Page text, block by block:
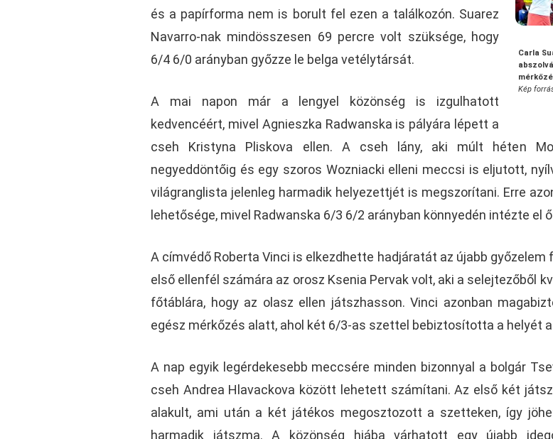
Carla
Kép
és a papírforma nem is borult fel ezen a találkozón. Suarez
Navarro-nak mindösszesen 69 percre volt szüksége, hogy
6/4 6/0 arányban győzze le belga vetélytársát.
A mai napon már a lengyel közönség is izgulhatott
kedvencéért, mivel Agnieszka Radwanska is pályára lépett a
cseh Kristyna Pliskova ellen. A cseh lány, aki múlt héten
negyeddöntőig és egy szoros Wozniacki elleni meccsi is eljutott,
világranglista jelenleg harmadik helyezettjét is megszorítani. Erre
lehetősége, mivel Radwanska 6/3 6/2 arányban könnyedén intézte el
A címvédő Roberta Vinci is elkezdhette hadjáratát az újabb győzelem
első ellenfél számára az orosz Ksenia Pervak volt, aki a selejtezőből
főtáblára, hogy az olasz ellen játszhasson. Vinci azonban
egész mérkőzés alatt, ahol két 6/3-as szettel bebiztosította a helyét
A nap egyik legérdekesebb meccsére minden bizonnyal a bolgár
cseh Andrea Hlavackova között lehetett számítani. Az első két
alakult, ami után a két játékos megosztozott a szetteken, így
harmadik játszma. A közönség hiába várhatott egy újabb